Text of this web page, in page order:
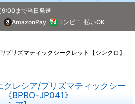
9:00まで当日発送
AmazonPay コンビニ 払いOK
/プリズマティックシークレット【シンクロ】
クレシア/プリズマティックシー
BPRO-JP041》